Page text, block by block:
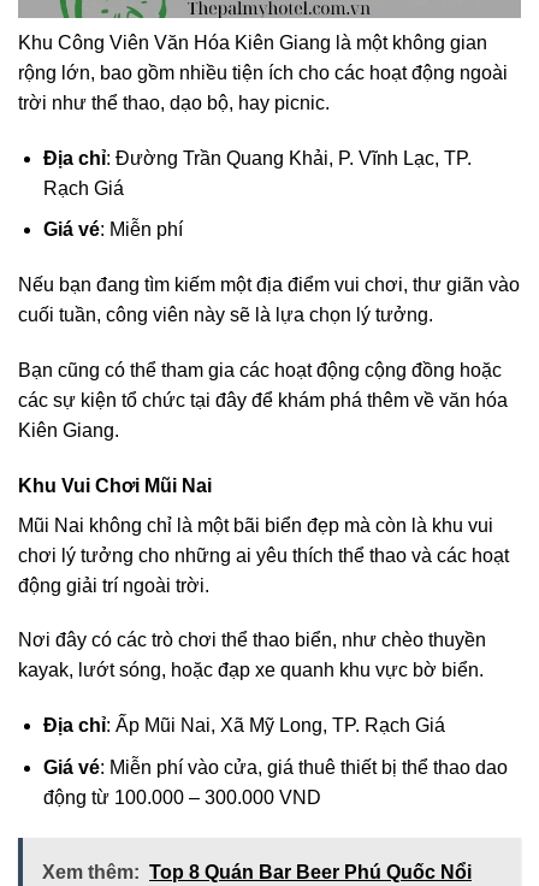
Khu Công Viên Văn Hóa Kiên Giang là một không gian
rộng lớn, bao gồm nhiều tiện ích cho các hoạt động ngoài
trời như thể thao, dạo bộ, hay picnic.
Địa chỉ: Đường Trần Quang Khải, P. Vĩnh Lạc, TP.
Rạch Giá
Giá vé: Miễn phí
Nếu bạn đang tìm kiếm một địa điểm vui chơi, thư giãn vào
cuối tuần, công viên này sẽ là lựa chọn lý tưởng.
Bạn cũng có thể tham gia các hoạt động cộng đồng hoặc
các sự kiện tổ chức tại đây để khám phá thêm về văn hóa
Kiên Giang.
Khu Vui Chơi Mũi Nai
Mũi Nai không chỉ là một bãi biển đẹp mà còn là khu vui
chơi lý tưởng cho những ai yêu thích thể thao và các hoạt
động giải trí ngoài trời.
Nơi đây có các trò chơi thể thao biển, như chèo thuyền
kayak, lướt sóng, hoặc đạp xe quanh khu vực bờ biển.
Địa chỉ: Ấp Mũi Nai, Xã Mỹ Long, TP. Rạch Giá
Giá vé: Miễn phí vào cửa, giá thuê thiết bị thể thao dao
động từ 100.000 – 300.000 VND
Xem thêm: Top 8 Quán Bar Beer Phú Quốc Nổi